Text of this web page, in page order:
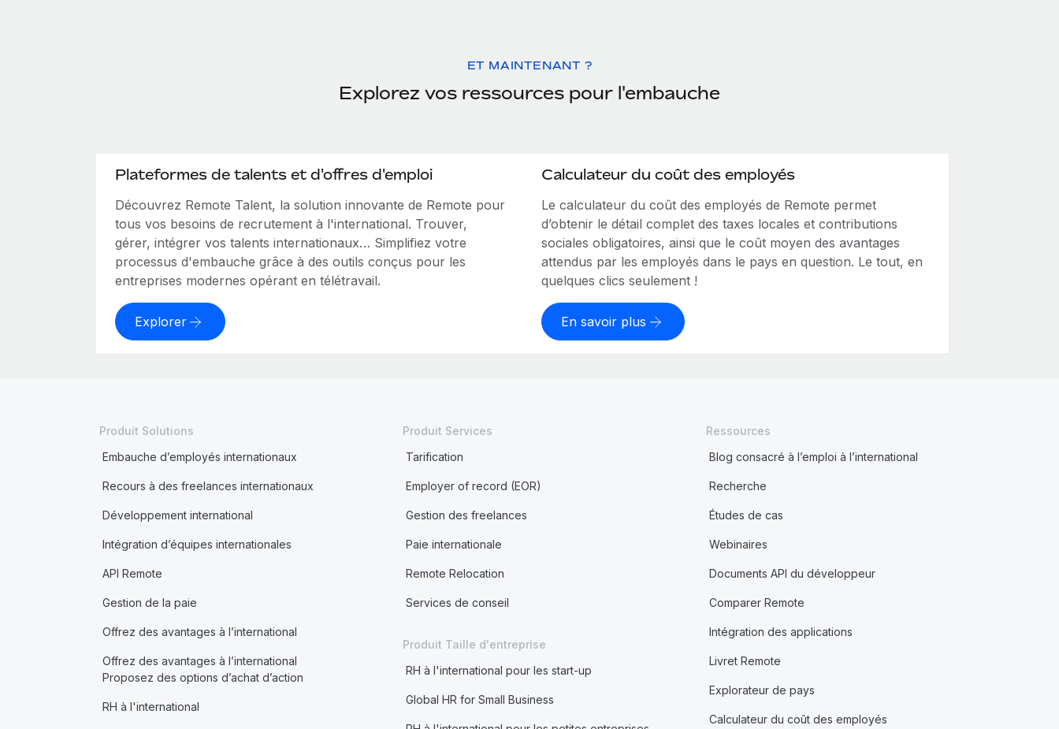
ET MAINTENANT ?
Explorez vos ressources pour l'embauche
Plateformes de talents et d'offres d'emploi
Découvrez Remote Talent, la solution innovante de Remote pour
tous vos besoins de recrutement à l'international. Trouver,
gérer, intégrer vos talents internationaux… Simplifiez votre
processus d'embauche grâce à des outils conçus pour les
entreprises modernes opérant en télétravail.
Explorer
Calculateur du coût des employés
Le calculateur du coût des employés de Remote permet
d’obtenir le détail complet des taxes locales et contributions
sociales obligatoires, ainsi que le coût moyen des avantages
attendus par les employés dans le pays en question. Le tout, en
quelques clics seulement !
En savoir plus
Produit Solutions
Embauche d’employés internationaux
Recours à des freelances internationaux
Développement international
Intégration d’équipes internationales
API Remote
Gestion de la paie
Offrez des avantages à l’international
Offrez des avantages à l’international
Proposez des options d’achat d’action
RH à l'international
Produit Services
Tarification
Employer of record (EOR)
Gestion des freelances
Paie internationale
Remote Relocation
Services de conseil
Produit Taille d'entreprise
RH à l'international pour les start-up
Global HR for Small Business
Ressources
Blog consacré à l’emploi à l’international
Recherche
Études de cas
Webinaires
Documents API du développeur
Comparer Remote
Intégration des applications
Livret Remote
Explorateur de pays
Calculateur du coût des employés